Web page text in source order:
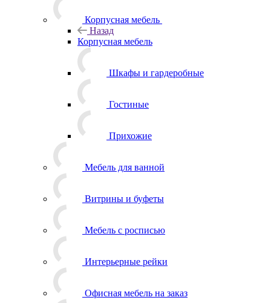
Корпусная мебель
Назад
Корпусная мебель
Шкафы и гардеробные
Гостиные
Прихожие
Мебель для ванной
Витрины и буфеты
Мебель с росписью
Интерьерные рейки
Офисная мебель на заказ